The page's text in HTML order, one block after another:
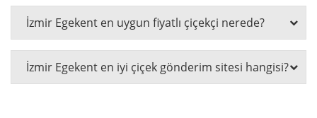
İzmir Egekent en uygun fiyatlı çiçekçi nerede?
İzmir Egekent en iyi çiçek gönderim sitesi hangisi?